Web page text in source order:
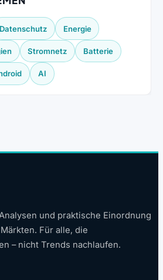
Datenschutz Energie
Stromnetz Batterie
AI
und praktische Einordnung
Für alle, die
– nicht Trends nachlaufen.